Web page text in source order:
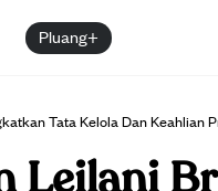
Pluang+
Tata Kelola Dan Keahlian
Leilani